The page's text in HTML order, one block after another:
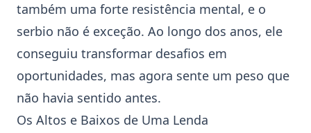
também uma forte resistência mental, e o
serbio não é exceção. Ao longo dos anos, ele
conseguiu transformar desafios em
oportunidades, mas agora sente um peso que
não havia sentido antes.
Os Altos e Baixos de Uma Lenda